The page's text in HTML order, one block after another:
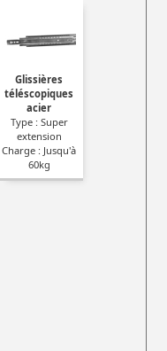
Glissières
téléscopiques
acier
Type : Super
extension
Charge : Jusqu'à
60kg